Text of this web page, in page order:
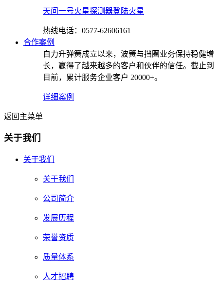
天问一号火星探测器登陆火星
热线电话：0577-62606161
合作案例
自力升弹簧成立以来，波簧与挡圈业务保持稳健增
长，赢得了越来越多的客户和伙伴的信任。截止到
目前，累计服务企业客户 20000+。
详细案例
返回主菜单
关于我们
关于我们
关于我们
公司简介
发展历程
荣誉资质
质量体系
人才招聘